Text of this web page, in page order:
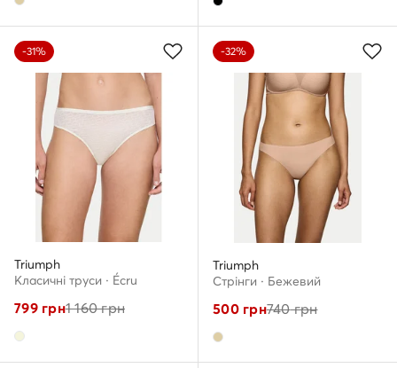
-31%
Triumph
Класичні труси · Écru
799грн1 160грн
-32%
Triumph
Стрінги · Бежевий
500грн740грн